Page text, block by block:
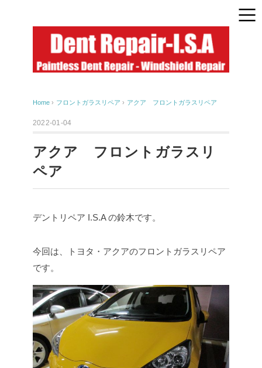
Home › フロントガラスリペア › アクア フロントガラスリペア
2022-01-04
アクア フロントガラスリ
ペア
デントリペア I.S.A の鈴木です。
今回は、トヨタ・アクアのフロントガラスリペア
です。